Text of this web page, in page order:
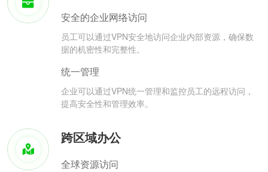
安全的企业网络访问
员工可以通过VPN安全地访问企业内部资源，确保数
据的机密性和完整性。
统一管理
企业可以通过VPN统一管理和监控员工的远程访问，
提高安全性和管理效率。
跨区域办公
全球资源访问